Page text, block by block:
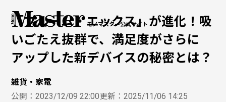
モノマスター公式サイト
「プルーム・エックス」が進化！吸
いごたえ抜群で、満足度がさらに
アップした新デバイスの秘密とは？
雑貨・家電
公開：2023/12/09 22:00更新：2025/11/06 14:25